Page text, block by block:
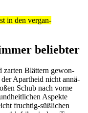
in den vergan­
beliebter
zarten Blät­tern gewon­
Apart­heid nicht annä­
Schub nach vorne
Aspekte
fruchtig-süßli­chen